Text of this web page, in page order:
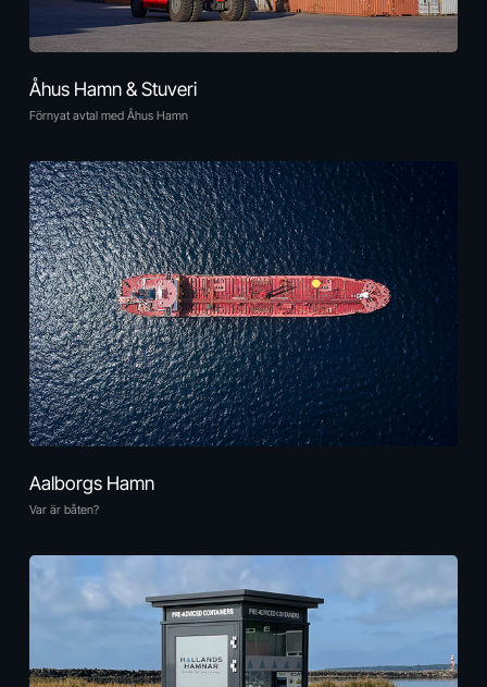
Åhus Hamn & Stuveri
Förnyat avtal med Åhus Hamn
Aalborgs Hamn
Var är båten?